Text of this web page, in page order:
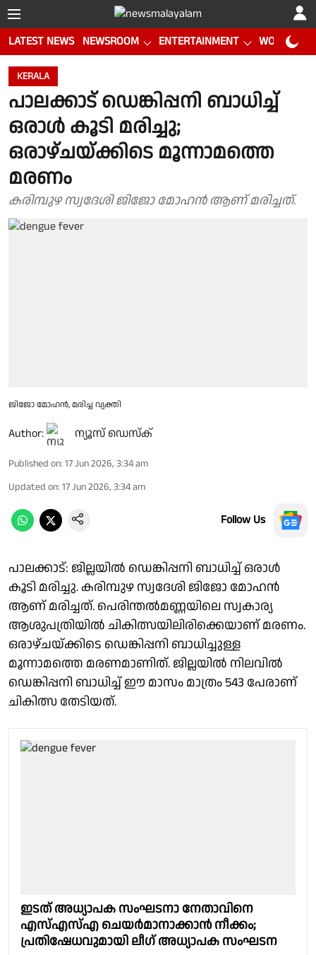
LATEST NEWS NEWSROOM ENTERTAINMENT WORLD CUP
KERALA
പാലക്കാട് ഡെങ്കിപ്പനി ബാധിച്ച്
ഒരാൾ കൂടി മരിച്ചു;
ഒരാഴ്ചയ്ക്കിടെ മൂന്നാമത്തെ
മരണം
കരിമ്പുഴ സ്വദേശി ജിജോ മോഹൻ ആണ് മരിച്ചത്.
ജിജോ മോഹൻ, മരിച്ച വ്യക്തി
Author: ന്യൂസ് ഡെസ്ക്
Published on: 17 Jun 2026, 3:34 am
Updated on: 17 Jun 2026, 3:34 am
Follow Us
പാലക്കാട്: ജില്ലയിൽ ഡെങ്കിപ്പനി ബാധിച്ച് ഒരാൾ
കൂടി മരിച്ചു. കരിമ്പുഴ സ്വദേശി ജിജോ മോഹൻ
ആണ് മരിച്ചത്. പെരിന്തൽമണ്ണയിലെ സ്വകാര്യ
ആശുപത്രിയിൽ ചികിത്സയിലിരിക്കെയാണ് മരണം.
ഒരാഴ്ചയ്ക്കിടെ ഡെങ്കിപ്പനി ബാധിച്ചുള്ള
മൂന്നാമത്തെ മരണമാണിത്. ജില്ലയിൽ നിലവിൽ
ഡെങ്കിപ്പനി ബാധിച്ച് ഈ മാസം മാത്രം 543 പേരാണ്
ചികിത്സ തേടിയത്.
ഇടത് അധ്യാപക സംഘടനാ നേതാവിനെ
എസ്എസ്എ ചെയർമാനാക്കാൻ നീക്കം;
പ്രതിഷേധവുമായി ലീഗ് അധ്യാപക സംഘടന